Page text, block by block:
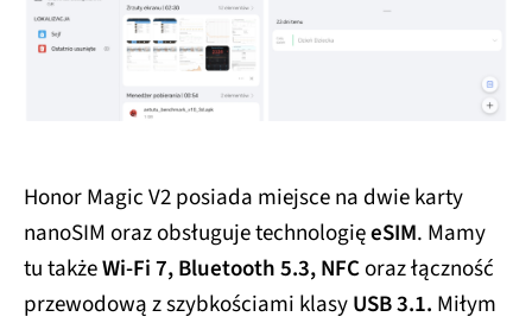
Honor Magic V2 posiada miejsce na dwie karty
nanoSIM oraz obsługuje technologięeSIM. Mamy
tu takżeWi-Fi 7, Bluetooth 5.3, NFCoraz łączność
przewodową z szybkościami klasyUSB 3.1. Miłym